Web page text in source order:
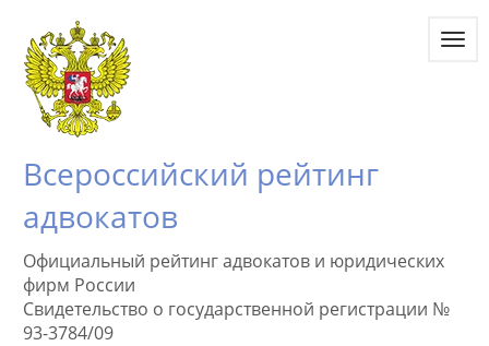
Всероссийский рейтинг
адвокатов
Официальный рейтинг адвокатов и юридических
фирм России
Свидетельство о государственной регистрации №
93-3784/09